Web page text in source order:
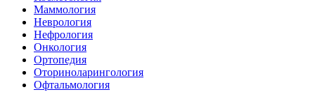
Маммология
Неврология
Нефрология
Онкология
Ортопедия
Оториноларингология
Офтальмология